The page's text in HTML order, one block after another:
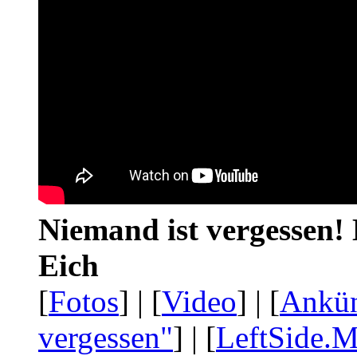
Niemand ist
Eich
[Fotos] | [Video] | [
vergessen"] | [